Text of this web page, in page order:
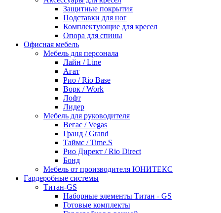
Защитные покрытия
Подставки для ног
Комплектующие для кресел
Опора для спины
Офисная мебель
Мебель для персонала
Лайн / Line
Агат
Рио / Rio Base
Ворк / Work
Лофт
Лидер
Мебель для руководителя
Вегас / Vegas
Гранд / Grand
Таймс / Time.S
Рио Директ / Rio Direct
Бонд
Мебель от производителя ЮНИТЕКС
Гардеробные системы
Титан-GS
Наборные элементы Титан - GS
Готовые комплекты